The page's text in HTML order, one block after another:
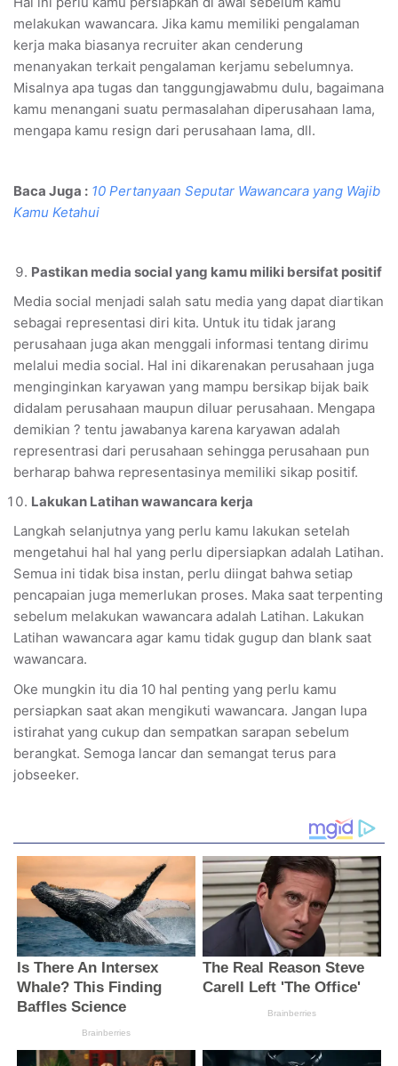
melakukan wawancara. Jika kamu memiliki pengalaman
kerja maka biasanya recruiter akan cenderung
menanyakan terkait pengalaman kerjamu sebelumnya.
Misalnya apa tugas dan tanggungjawabmu dulu, bagaimana
kamu menangani suatu permasalahan diperusahaan lama,
mengapa kamu resign dari perusahaan lama, dll.
Baca Juga : 10 Pertanyaan Seputar Wawancara yang Wajib
Kamu Ketahui
Pastikan media social yang kamu miliki bersifat positif
Media social menjadi salah satu media yang dapat diartikan
sebagai representasi diri kita. Untuk itu tidak jarang
perusahaan juga akan menggali informasi tentang dirimu
melalui media social. Hal ini dikarenakan perusahaan juga
menginginkan karyawan yang mampu bersikap bijak baik
didalam perusahaan maupun diluar perusahaan. Mengapa
demikian ? tentu jawabanya karena karyawan adalah
representrasi dari perusahaan sehingga perusahaan pun
berharap bahwa representasinya memiliki sikap positif.
Lakukan Latihan wawancara kerja
Langkah selanjutnya yang perlu kamu lakukan setelah
mengetahui hal hal yang perlu dipersiapkan adalah Latihan.
Semua ini tidak bisa instan, perlu diingat bahwa setiap
pencapaian juga memerlukan proses. Maka saat terpenting
sebelum melakukan wawancara adalah Latihan. Lakukan
Latihan wawancara agar kamu tidak gugup dan blank saat
wawancara.
Oke mungkin itu dia 10 hal penting yang perlu kamu
persiapkan saat akan mengikuti wawancara. Jangan lupa
istirahat yang cukup dan sempatkan sarapan sebelum
berangkat. Semoga lancar dan semangat terus para
jobseeker.